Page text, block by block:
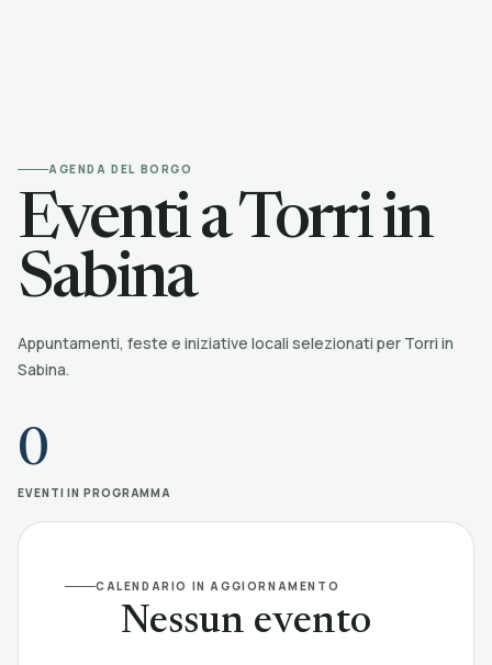
AGENDA DEL BORGO
Eventi a Torri in
Sabina
Appuntamenti, feste e iniziative locali selezionati per Torri in
Sabina.
0
EVENTI IN PROGRAMMA
CALENDARIO IN AGGIORNAMENTO
Nessun evento